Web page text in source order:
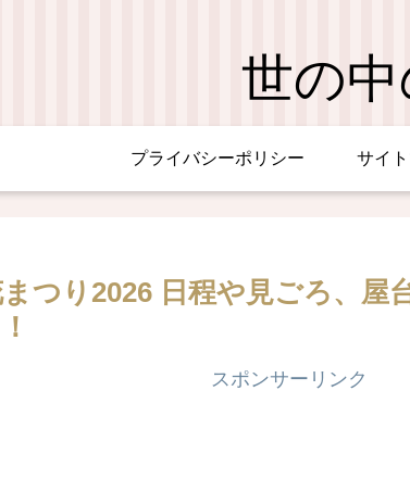
世の
プライバシーポリシー サイ
つり2026 日程や見ごろ、屋
スポンサーリンク